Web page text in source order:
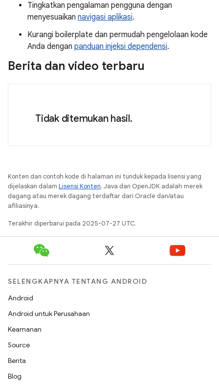
Tingkatkan pengalaman pengguna dengan
menyesuaikan navigasi aplikasi.
Kurangi boilerplate dan permudah pengelolaan kode
Anda dengan panduan injeksi dependensi.
Berita dan video terbaru
Tidak ditemukan hasil.
Konten dan contoh kode di halaman ini tunduk kepada lisensi yang
dijelaskan dalam Lisensi Konten. Java dan OpenJDK adalah merek
dagang atau merek dagang terdaftar dari Oracle dan/atau
afiliasinya.
Terakhir diperbarui pada 2025-07-27 UTC.
SELENGKAPNYA TENTANG ANDROID
Android
Android untuk Perusahaan
Keamanan
Source
Berita
Blog